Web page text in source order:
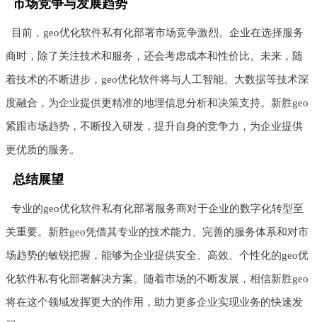
市场竞争与发展趋势
目前，geo优化软件私有化部署市场竞争激烈。企业在选择服务
商时，除了关注技术和服务，还会考虑成本和性价比。未来，随
着技术的不断进步，geo优化软件将与人工智能、大数据等技术深
度融合，为企业提供更精准的地理信息分析和决策支持。新胜geo
紧跟市场趋势，不断投入研发，提升自身的竞争力，为企业提供
更优质的服务。
总结展望
专业的geo优化软件私有化部署服务商对于企业的数字化转型至
关重要。新胜geo凭借其专业的技术能力、完善的服务体系和对市
场趋势的敏锐把握，能够为企业提供安全、高效、个性化的geo优
化软件私有化部署解决方案。随着市场的不断发展，相信新胜geo
将在这个领域发挥更大的作用，助力更多企业实现业务的快速发